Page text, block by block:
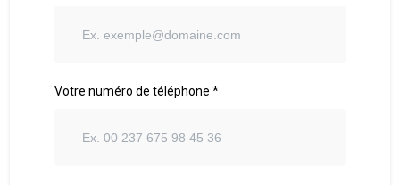
Votre numéro de téléphone *